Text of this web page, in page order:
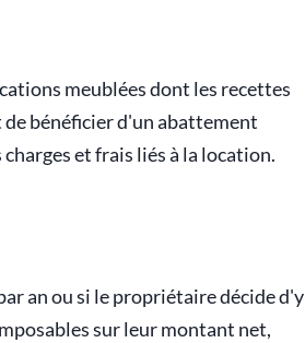
meublées dont les recettes
de bénéficier d'un abattement
et frais liés à la location.
an ou si le propriétaire décide d'y
sur leur montant net,